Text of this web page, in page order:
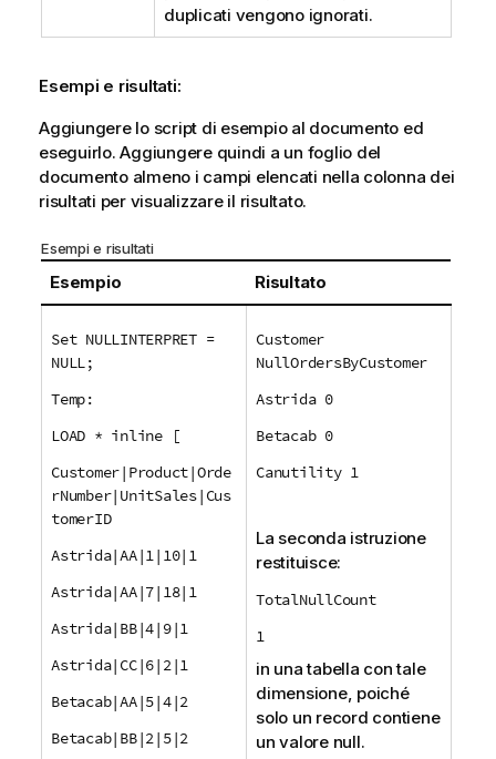
duplicati vengono ignorati.
Esempi e risultati:
Aggiungere lo script di esempio al documento ed
eseguirlo. Aggiungere quindi a un foglio del
documento almeno i campi elencati nella colonna dei
risultati per visualizzare il risultato.
Esempi e risultati
Esempio Risultato
Set NULLINTERPRET =
NULL;
Temp:
LOAD * inline [
Customer|Product|Orde
rNumber|UnitSales|Cus
tomerID
Astrida|AA|1|10|1
Astrida|AA|7|18|1
Astrida|BB|4|9|1
Astrida|CC|6|2|1
Betacab|AA|5|4|2
Betacab|BB|2|5|2
Customer
NullOrdersByCustomer
Astrida 0
Betacab 0
Canutility 1
La seconda istruzione
restituisce:
TotalNullCount
1
in una tabella con tale
dimensione, poiché
solo un record contiene
un valore null.